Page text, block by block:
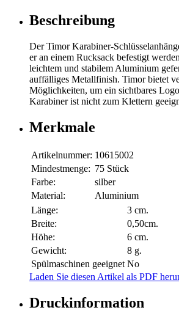
Beschreibung
Der Timor Karabiner-
er an einem Rucksack befestigt
leichtem und stabilem Aluminium
auffälliges Metallfinish. Timor bietet
Möglichkeiten, um ein sichtbares
Karabiner ist nicht zum Klettern
Merkmale
Artikelnummer: 10615002
Mindestmenge: 75 Stück
Farbe:
silber
Material:
Aluminium
Länge:
3 cm.
Breite:
0,50cm.
Höhe:
6 cm.
Gewicht:
8 g.
Spülmaschinen geeignet No
Laden Sie diesen Artikel als PDF
Druckinformation